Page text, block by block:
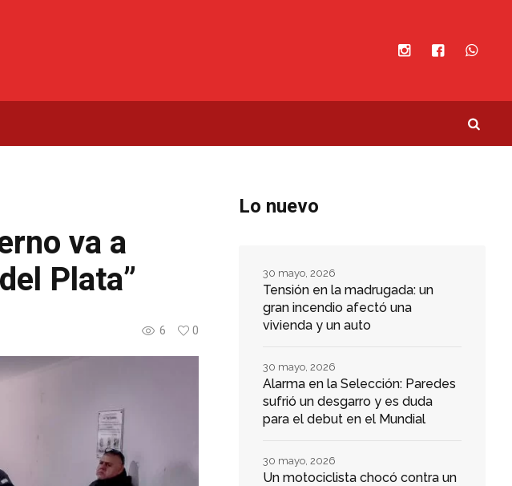
va a
Plata”
6 0
Lo nuevo
Tensión en la madrugada: un
gran incendio afectó una
vivienda y un auto
30 mayo, 2026
Alarma en la Selección: Paredes
sufrió un desgarro y es duda
para el debut en el Mundial
30 mayo, 2026
Un motociclista chocó contra un
30 mayo, 2026